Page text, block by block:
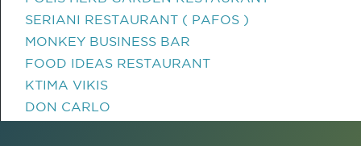
SERIANI RESTAURANT ( PAFOS )
MONKEY BUSINESS BAR
FOOD IDEAS RESTAURANT
KTIMA VIKIS
DON CARLO